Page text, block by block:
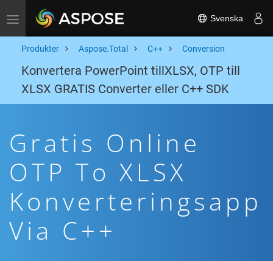
Toggle navigation Svenska
Produkter Aspose.Total C++ Conversion
Konvertera PowerPoint tillXLSX, OTP till
XLSX GRATIS Converter eller C++ SDK
Gratis Online
OTP To XLSX
Konverteringsapp
Via C++